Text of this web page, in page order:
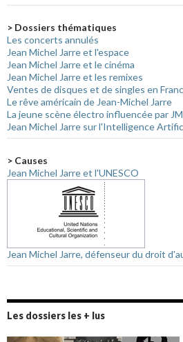
> Dossiers thématiques
Les concerts annulés
Jean Michel Jarre et l'espace
Jean Michel Jarre et le cinéma
Jean Michel Jarre et les remixes
Ventes de disques et de singles en
Le rêve américain de Jean-Michel Jarre
La jeune scène électro influencée par
Jean Michel Jarre sur l'Intelligence
> Causes
Jean Michel Jarre et l'UNESCO
Jean Michel Jarre, défenseur du droit
Les dossiers les + lus